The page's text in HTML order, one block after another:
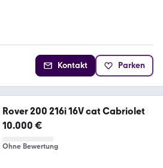
Kontakt Parken
Rover 200 216i 16V cat Cabriolet
10.000 €
Ohne Bewertung